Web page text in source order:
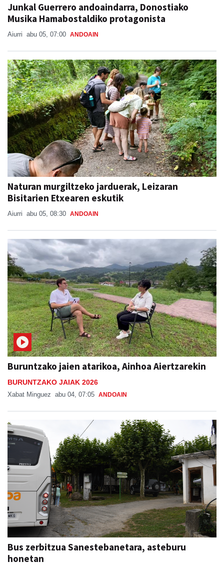
Junkal Guerrero andoaindarra, Donostiako
Musika Hamabostaldiko protagonista
Aiurri abu 05, 07:00 ANDOAIN
Naturan murgiltzeko jarduerak, Leizaran
Bisitarien Etxearen eskutik
Aiurri abu 05, 08:30 ANDOAIN
Buruntzako jaien atarikoa, Ainhoa Aiertzarekin
BURUNTZAKO JAIAK 2026
Xabat Minguez abu 04, 07:05 ANDOAIN
Bus zerbitzua Sanestebanetara, asteburu
honetan